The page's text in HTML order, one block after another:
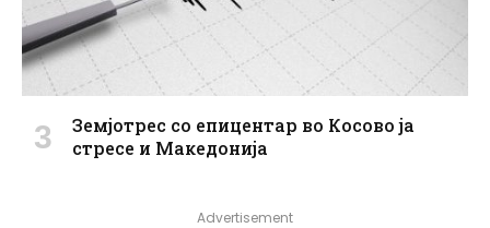
Земјотрес со епицентар во Косово ја
стресе и Македонија
Advertisement